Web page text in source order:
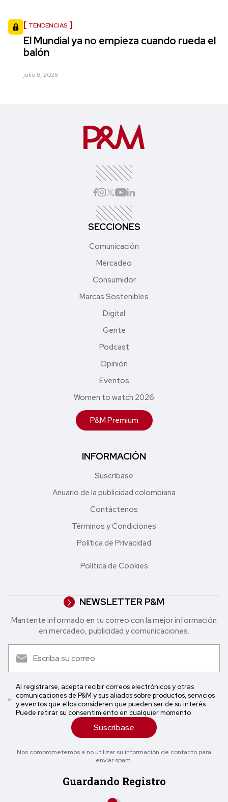
TENDENCIAS
El Mundial ya no empieza cuando rueda el
balón
julio 8, 2026
SECCIONES
Comunicación
Mercadeo
Consumidor
Marcas Sostenibles
Digital
Gente
Podcast
Opinión
Eventos
Women to watch 2026
P&M Premium
INFORMACIÓN
Suscríbase
Anuario de la publicidad colombiana
Contáctenos
Términos y Condiciones
Política de Privacidad
Política de Cookies
NEWSLETTER P&M
Mantente informado en tu correo con la mejor in formación
en mercadeo, publicidad y comunicaciones.
Al registrarse, acepta recibir correos electrónicos y otras
comunicaciones de P&M y sus aliados sobre productos, servicios
y eventos que ellos consideren que pueden ser de su interés.
Puede retirar su consentimiento en cualquier momento
Suscríbase
Nos comprometemos a no utilizar su información de contacto para
enviar spam.
Guardando Registro